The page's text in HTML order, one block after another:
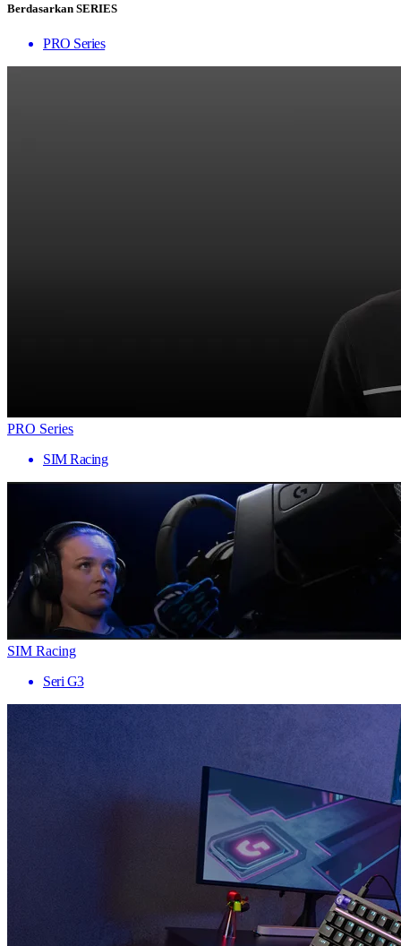
Berdasarkan SERIES
PRO Series
PRO Series
SIM Racing
SIM Racing
Seri G3